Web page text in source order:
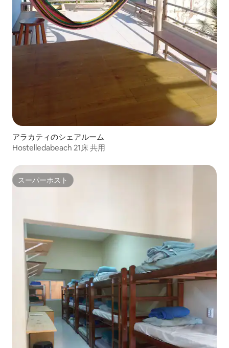
アラカティのシェアルーム
Hostelledabeach 21床 共用
スーパーホスト
スーパーホスト